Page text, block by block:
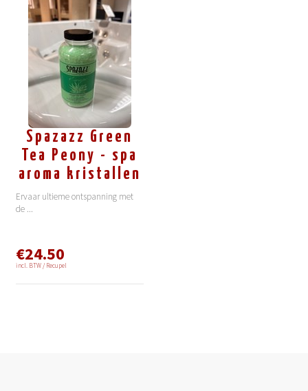
Spazazz Green
Tea Peony - spa
aroma kristallen
Ervaar ultieme ontspanning met
de ...
€24.50
incl. BTW / Recupel